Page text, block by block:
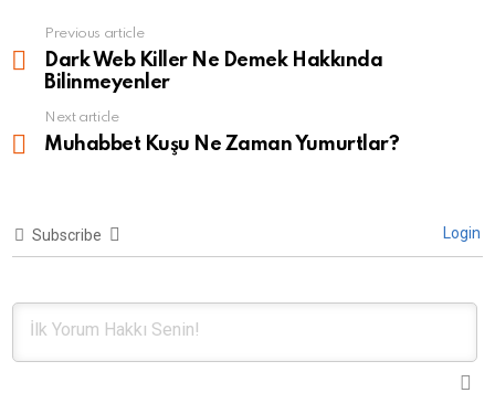
more
Previous article
Dark Web Killer Ne Demek Hakkında
Bilinmeyenler
Next article
Muhabbet Kuşu Ne Zaman Yumurtlar?
Subscribe Login